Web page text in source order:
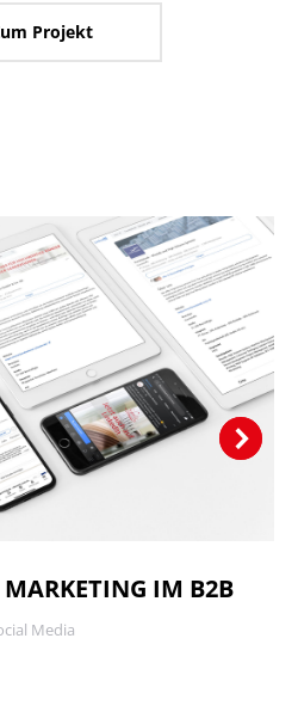
Projekt
IM B2B
Media